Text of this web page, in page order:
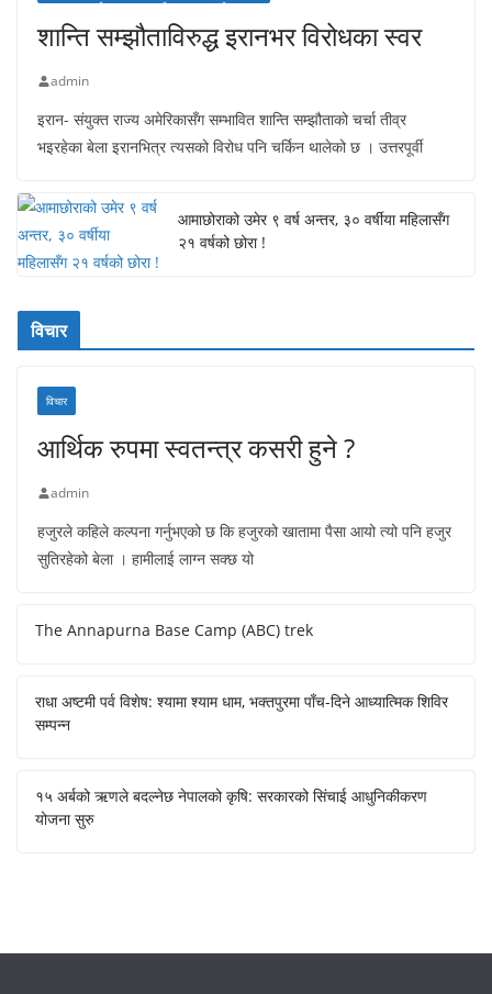
शान्ति सम्झौताविरुद्ध इरानभर विरोधका स्वर
admin
इरान- संयुक्त राज्य अमेरिकासँग सम्भावित शान्ति सम्झौताको चर्चा तीव्र
भइरहेका बेला इरानभित्र त्यसको विरोध पनि चर्किन थालेको छ । उत्तरपूर्वी
आमाछोराको उमेर ९ वर्ष अन्तर, ३० वर्षीया महिलासँग
२१ वर्षको छोरा !
विचार
विचार
आर्थिक रुपमा स्वतन्त्र कसरी हुने ?
admin
हजुरले कहिले कल्पना गर्नुभएको छ कि हजुरको खातामा पैसा आयो त्यो पनि हजुर
सुतिरहेको बेला । हामीलाई लाग्न सक्छ यो
The Annapurna Base Camp (ABC) trek
राधा अष्टमी पर्व विशेष: श्यामा श्याम धाम, भक्तपुरमा पाँच-दिने आध्यात्मिक शिविर
सम्पन्न
१५ अर्बको ऋणले बदल्नेछ नेपालको कृषि: सरकारको सिंचाई आधुनिकीकरण
योजना सुरु